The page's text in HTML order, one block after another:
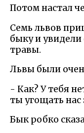
Потом настал
Семь львов
быку и
травы.
Львы были
- Как? У тебя
ты угощать нас
Бык робко